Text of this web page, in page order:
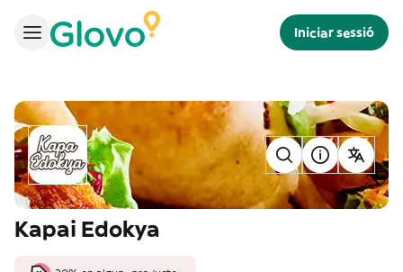
Iniciar sessió
Kapai Edokya